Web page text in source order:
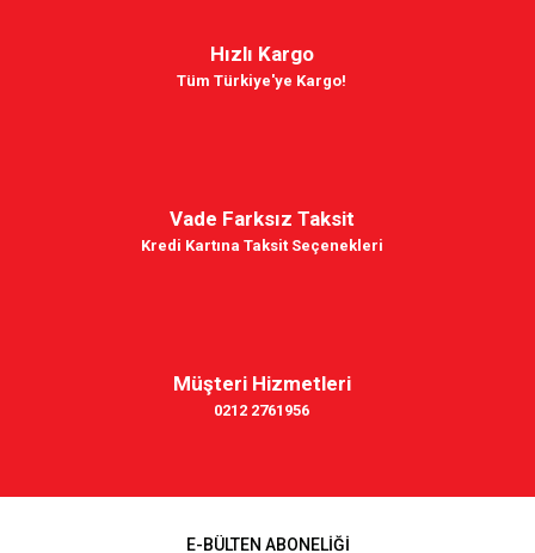
Hızlı Kargo
Tüm Türkiye'ye Kargo!
Vade Farksız Taksit
Kredi Kartına Taksit Seçenekleri
Müşteri Hizmetleri
0212 2761956
E-BÜLTEN ABONELİĞİ